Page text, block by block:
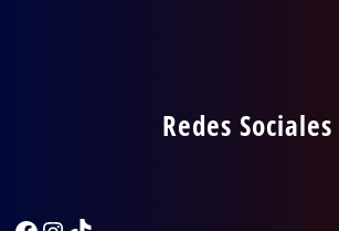
Redes Sociales